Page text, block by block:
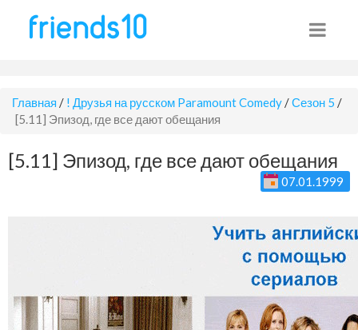
Главная / ! Друзья на русском Paramount Comedy /Сезон 5 /
[5.11] Эпизод, где все дают обещания
[5.11] Эпизод, где все дают обещания
07.01.1999